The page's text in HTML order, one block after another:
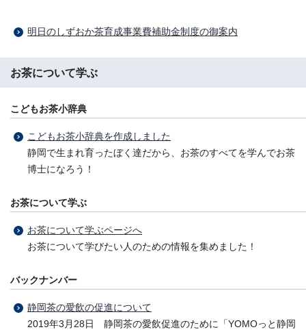
明日のしずおか茶育成事業費補助金制度の御案内
お茶について学ぶ
こどもお茶小辞典
こどもお茶小辞典を作成しました
静岡で生まれ育ったぼく達だから、お茶のすべてを学んでお茶
博士になろう！
お茶について学ぶ
お茶について学ぶページへ
お茶について学びたい人のための情報を集めました！
バックナンバー
静岡茶の愛飲の促進について
2019年3月28日 静岡茶の愛飲促進のために「YOMOっと静岡